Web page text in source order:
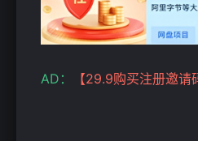
AD： 【29.9购买注册邀请